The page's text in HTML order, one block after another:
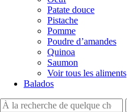
Patate douce
Pistache
Pomme
Poudre d’amandes
Quinoa
Saumon
Voir tous les aliments
Balados